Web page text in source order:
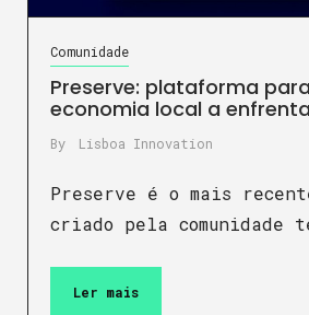
Comunidade
Preserve: plataforma
economia local a
By Lisboa Innovation
Preserve é o mais
criado pela comunidade
Ler mais